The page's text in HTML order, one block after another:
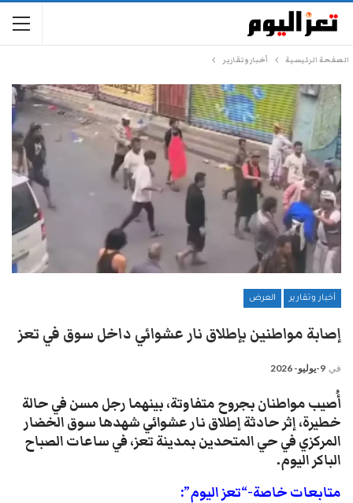
الصفحة الرئيسية أخبار وتقارير
أخبار وتقارير العرض
إصابة مواطنين بإطلاق نار عشوائي داخل سوق في تعز
في 9-يوليو- 2026
أُصيب مواطنان بجروح متفاوتة، بينهما رجل مسن في حالة
خطيرة، إثر حادثة إطلاق نار عشوائي شهدها سوق الخضار
المركزي في حي المتحدين بمدينة تعز، في ساعات الصباح
الباكر اليوم.
متابعات خاصة-“تعز اليوم”: